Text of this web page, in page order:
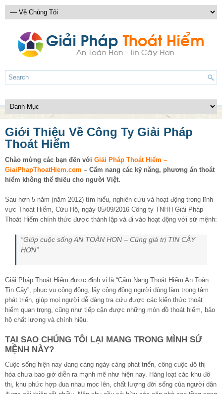
Giới Thiệu Về Công Ty Giải Pháp
Thoát Hiểm
Chào mừng các bạn đến với Giải Pháp Thoát Hiểm –
GiaiPhapThoatHiem.com – Cẩm nang các kỹ năng, phương án thoát
hiểm không thể thiếu cho người Việt.
Sau hơn 5 năm (năm 2012) tìm hiểu, nghiên cứu và hoạt động trong lĩnh
vực Thoát Hiểm, Cứu Hộ, ngày 05/09/2016 Công ty TNHH Giải Pháp
Thoát Hiểm chính thức được thành lập và đi vào hoạt động với sứ mệnh:
“Giúp cuộc sống AN TOÀN HƠN – Cùng giá trị TIN CẬY
HƠN”
Giải Pháp Thoát Hiểm được định vị là “Cẩm Nang Thoát Hiểm An Toàn
Tin Cậy”, phục vụ cộng đồng, lấy cộng đồng người dùng làm trọng tâm
phát triển, giúp mọi người dễ dàng tra cứu được các kiến thức thoát
hiểm quan trọng, cũng như tiếp cận được những món đồ thoát hiểm, bảo
hộ chất lượng và chính hiệu.
TẠI SAO CHÚNG TÔI LẠI MANG TRONG MÌNH SỨ
MỆNH NÀY?
Cuộc sống hiện nay đang càng ngày càng phát triển, công cuộc đô thị
hóa chưa bao giờ diễn ra mạnh mẽ như hiện nay. Hàng loạt các khu đô
thị, khu phức hợp đua nhau mọc lên, chất lượng đời sống của người dân